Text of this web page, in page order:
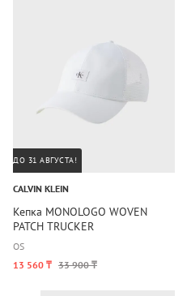
ДО 31 АВГУСТА!
CALVIN KLEIN
Кепка MONOLOGO WOVEN
PATCH TRUCKER
OS
13 560 ₸ 33 900 ₸